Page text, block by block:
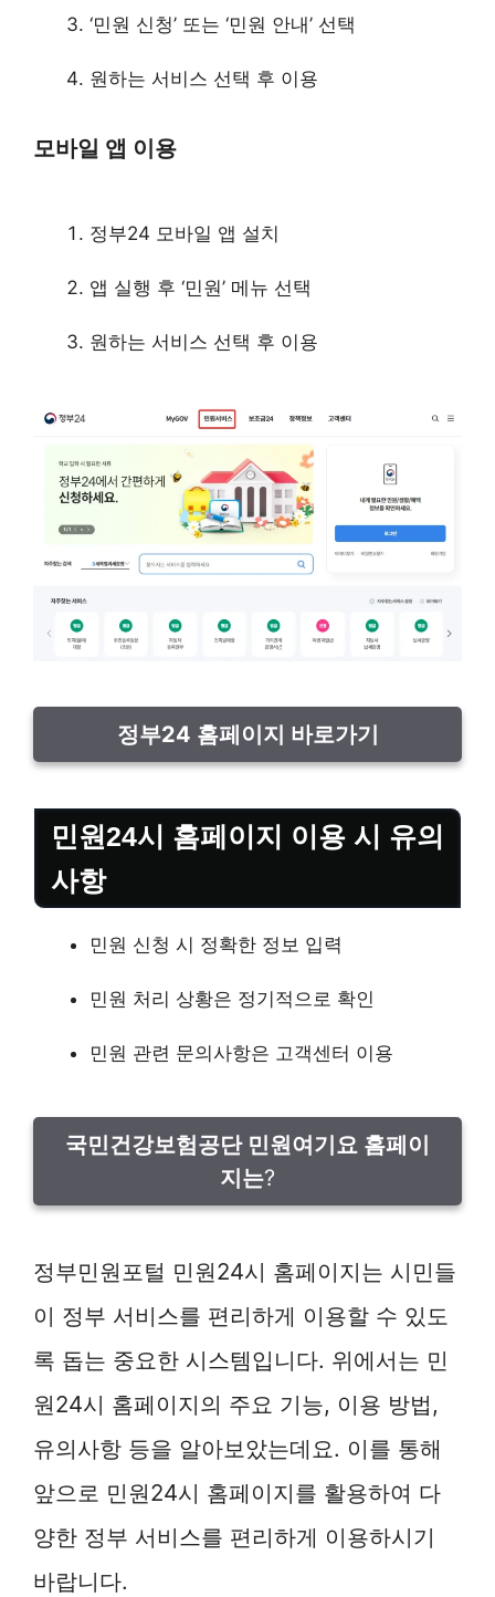
‘민원 신청’ 또는 ‘민원 안내’ 선택
원하는 서비스 선택 후 이용
모바일 앱 이용
정부24 모바일 앱 설치
앱 실행 후 ‘민원’ 메뉴 선택
원하는 서비스 선택 후 이용
정부24 홈페이지 바로가기
민원24시 홈페이지 이용 시 유의
사항
민원 신청 시 정확한 정보 입력
민원 처리 상황은 정기적으로 확인
민원 관련 문의사항은 고객센터 이용
국민건강보험공단 민원여기요 홈페이
지는?
정부민원포털 민원24시 홈페이지는 시민들
이 정부 서비스를 편리하게 이용할 수 있도
록 돕는 중요한 시스템입니다. 위에서는 민
원24시 홈페이지의 주요 기능, 이용 방법,
유의사항 등을 알아보았는데요. 이를 통해
앞으로 민원24시 홈페이지를 활용하여 다
양한 정부 서비스를 편리하게 이용하시기
바랍니다.